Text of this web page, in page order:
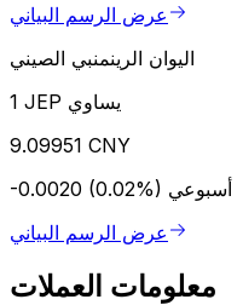
عرض الرسم البياني
اليوان الرينمنبي الصيني
1 JEP يساوي
9.09951 CNY
-0.0020 (0.02%) أسبوعي
عرض الرسم البياني
معلومات العملات